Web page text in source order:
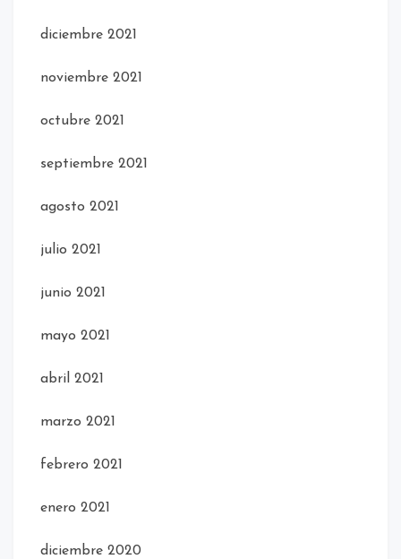
diciembre 2021
noviembre 2021
octubre 2021
septiembre 2021
agosto 2021
julio 2021
junio 2021
mayo 2021
abril 2021
marzo 2021
febrero 2021
enero 2021
diciembre 2020